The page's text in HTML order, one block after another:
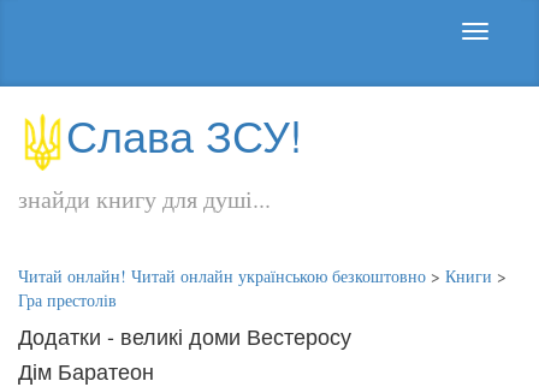
Слава ЗСУ!
знайди книгу для душі...
Читай онлайн! Читай онлайн українською безкоштовно > Книги >
Гра престолів
Додатки - великі доми Вестеросу
Дім Баратеон